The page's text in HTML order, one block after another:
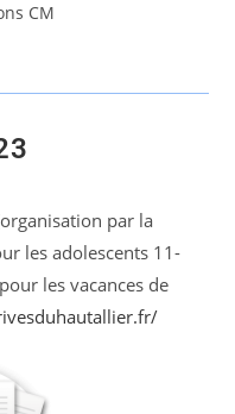
CM
par la
les adolescents 11-
les vacances de